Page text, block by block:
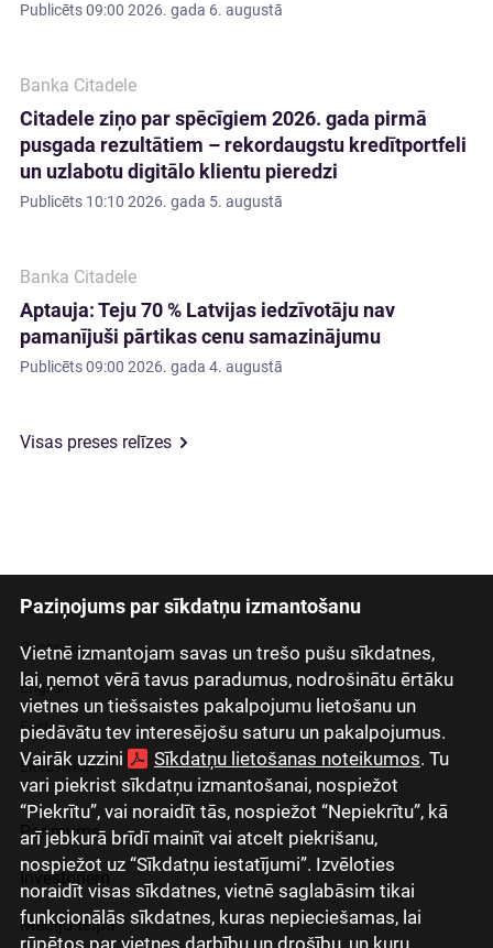
Paziņojums par sīkdatņu izmantošanu
Vietnē izmantojam savas un trešo pušu sīkdatnes,
lai, ņemot vērā tavus paradumus, nodrošinātu ērtāku
vietnes un tiešsaistes pakalpojumu lietošanu un
piedāvātu tev interesējošu saturu un pakalpojumus.
Vairāk uzzini
Sīkdatņu lietošanas noteikumos. Tu
vari piekrist sīkdatņu izmantošanai, nospiežot
“Piekrītu”, vai noraidīt tās, nospiežot “Nepiekrītu”, kā
arī jebkurā brīdī mainīt vai atcelt piekrišanu,
nospiežot uz “Sīkdatņu iestatījumi”. Izvēloties
noraidīt visas sīkdatnes, vietnē saglabāsim tikai
funkcionālās sīkdatnes, kuras nepieciešamas, lai
rūpētos par vietnes darbību un drošību, un kuru
Publicēts09:00 2026. gada 6. augustā
Banka Citadele
Citadele ziņo par spēcīgiem 2026. gada pirmā
pusgada rezultātiem – rekordaugstu kredītportfeli
un uzlabotu digitālo klientu pieredzi
Publicēts 10:10 2026. gada 5. augustā
Banka Citadele
Aptauja: Teju 70 % Latvijas iedzīvotāju nav
pamanījuši pārtikas cenu samazinājumu
Publicēts09:00 2026. gada 4. augustā
Visas preses relīzes
Latviski
Русский
English
Eesti
Lietuviškai
Par mums
Investoriem
Mediju telpa